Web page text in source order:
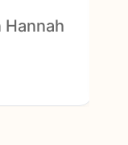
Hannah